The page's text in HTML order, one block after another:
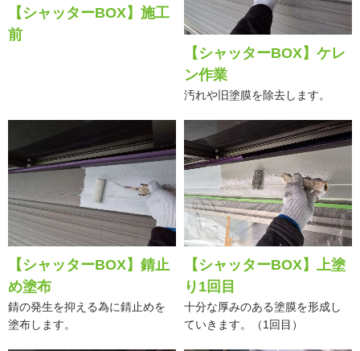
【シャッターBOX】施工
前
【シャッターBOX】ケレ
ン作業
汚れや旧塗膜を除去します。
【シャッターBOX】錆止
め塗布
錆の発生を抑える為に錆止めを
塗布します。
【シャッターBOX】上塗
り1回目
十分な厚みのある塗膜を形成し
ていきます。（1回目）